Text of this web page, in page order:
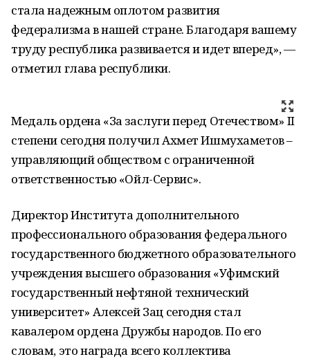
стала надежным оплотом развития
федерализма в нашей стране. Благодаря вашему
труду республика развивается и идет вперед», —
отметил глава республики.
Медаль ордена «За заслуги перед Отечеством» II
степени сегодня получил Ахмет Ишмухаметов –
управляющий обществом с ограниченной
ответственностью «Ойл-Сервис».
Директор Института дополнительного
профессионального образования федерального
государственного бюджетного образовательного
учреждения высшего образования «Уфимский
государственный нефтяной технический
университет» Алексей Зац сегодня стал
кавалером ордена Дружбы народов. По его
словам, это награда всего коллектива